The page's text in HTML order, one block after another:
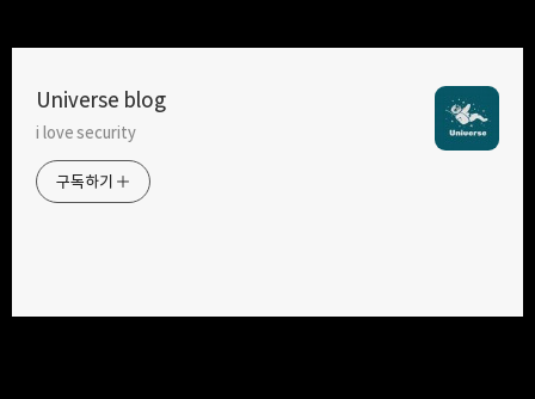
Universe blog
i love security
구독하기
트위터